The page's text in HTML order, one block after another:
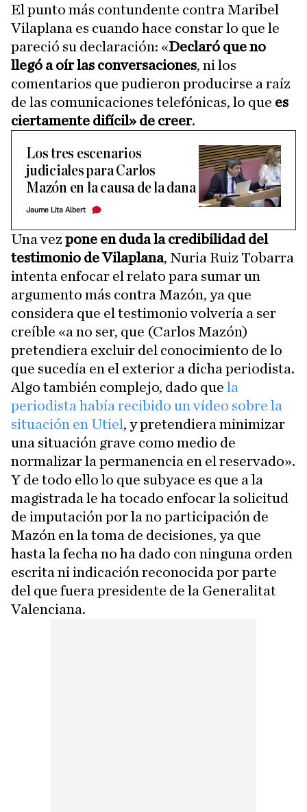
El punto más contundente contra Maribel
Vilaplana es cuando hace constar lo que le
pareció su declaración: «Declaró que no
llegó a oír las conversaciones, ni los
comentarios que pudieron producirse a raíz
de las comunicaciones telefónicas, lo que es
ciertamente difícil» de creer.
Los tres escenarios
judiciales para Carlos
Mazón en la causa de la dana
Jaume Lita Albert
Una vezpone en duda la credibilidad del
testimonio de Vilaplana, Nuria Ruiz Tobarra
intenta enfocar el relato para sumar un
argumento más contra Mazón, ya que
considera que el testimonio volvería a ser
creíble «a no ser, que (Carlos Mazón)
pretendiera excluir del conocimiento de lo
que sucedía en el exterior a dicha periodista.
Algo también complejo, dado que la
periodista había recibido un vídeo sobre la
situación en Utiel , y pretendiera minimizar
una situación grave como medio de
normalizar la permanencia en el reservado».
Y de todo ello lo que subyace es que a la
magistrada le ha tocado enfocar la solicitud
de imputación por la no participación de
Mazón en la toma de decisiones, ya que
hasta la fecha no ha dado con ninguna orden
escrita ni indicación reconocida por parte
del que fuera presidente de la Generalitat
Valenciana.